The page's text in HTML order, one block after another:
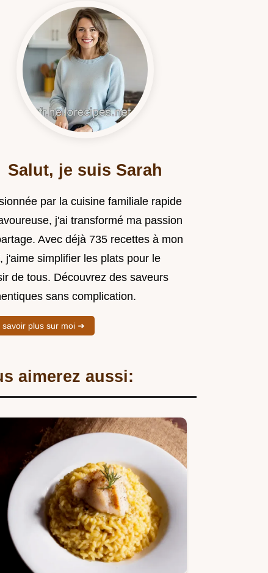
Salut, je suis Sarah
par la cuisine familiale rapide
j'ai transformé ma passion
Avec déjà 735 recettes à mon
j'aime simplifier les plats pour le
de tous. Découvrez des saveurs
sans complication.
savoir plus sur moi ➜
aimerez aussi: